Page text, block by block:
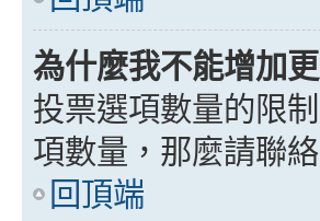
為什麼我不能增加
投票選項數量的限
項數量，那麼請聯
回頂端